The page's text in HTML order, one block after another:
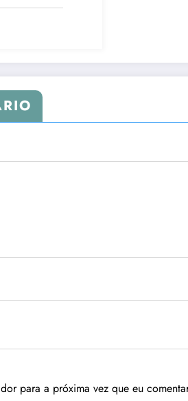
para a próxima vez que eu